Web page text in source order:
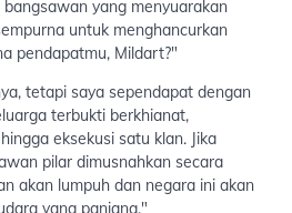
yang menyuarakan
untuk menghancurkan
pendapatmu, Mildart?"
tetapi saya sependapat dengan
terbukti berkhianat,
eksekusi satu klan. Jika
pilar dimusnahkan secara
akan lumpuh dan negara ini akan
yang panjang."